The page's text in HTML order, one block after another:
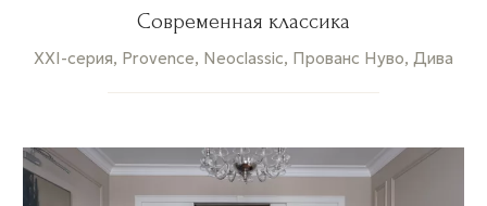
Современная классика
XXI-серия, Provence, Neoclassic, Прованс Нуво, Дива